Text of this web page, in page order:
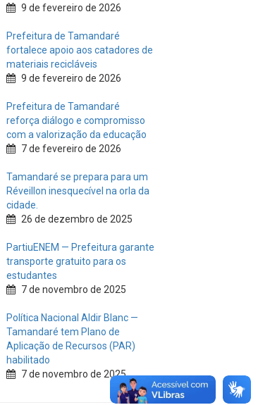
9 de fevereiro de 2026
Prefeitura de Tamandaré
fortalece apoio aos catadores de
materiais recicláveis
9 de fevereiro de 2026
Prefeitura de Tamandaré
reforça diálogo e compromisso
com a valorização da educação
7 de fevereiro de 2026
Tamandaré se prepara para um
Réveillon inesquecível na orla da
cidade.
26 de dezembro de 2025
PartiuENEM — Prefeitura garante
transporte gratuito para os
estudantes
7 de novembro de 2025
Política Nacional Aldir Blanc —
Tamandaré tem Plano de
Aplicação de Recursos (PAR)
habilitado
7 de novembro de 2025